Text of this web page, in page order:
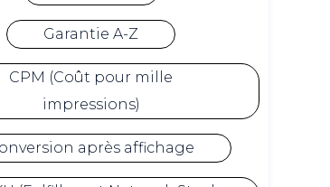
Garantie A-Z
CPM (Coût pour mille
impressions)
après affichage